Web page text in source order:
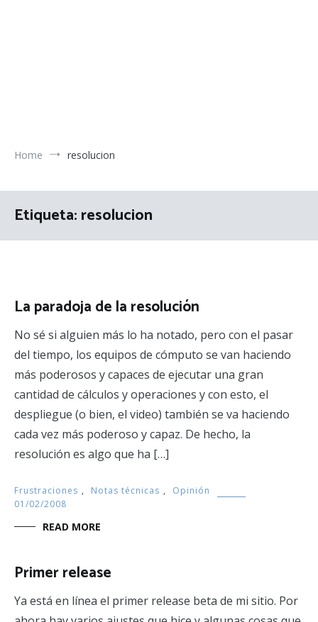
Home resolucion
Etiqueta:resolucion
La paradoja de la resolución
No sé si alguien más lo ha notado, pero con el pasar
del tiempo, los equipos de cómputo se van haciendo
más poderosos y capaces de ejecutar una gran
cantidad de cálculos y operaciones y con esto, el
despliegue (o bien, el video) también se va haciendo
cada vez más poderoso y capaz. De hecho, la
resolución es algo que ha […]
Frustraciones , Notas técnicas ,
Opinión
01/02/2008
READ MORE
Primer release
Ya está en línea el primer release beta de mi sitio. Por